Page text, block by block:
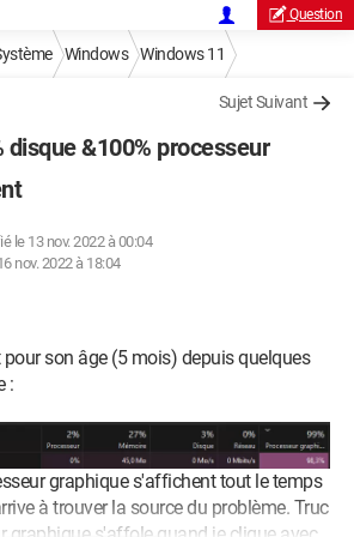
Question
Windows Windows 11
Sujet Suivant
disque &100% processeur
le 13 nov. 2022 à 00:04
nov. 2022 à 18:04
son âge (5 mois) depuis quelques
:
graphique s'affichent tout le temps
à trouver la source du problème. Truc